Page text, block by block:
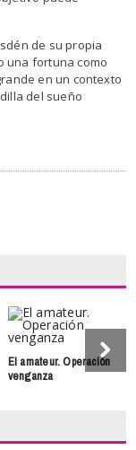
de su propia
una fortuna como
en un contexto
del sueño
El amateur. Operación
venganza